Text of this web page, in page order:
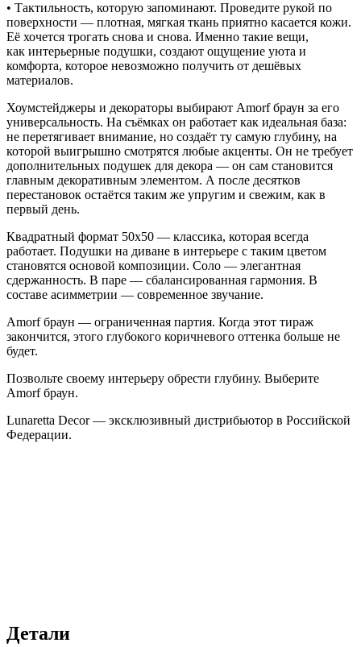
• Тактильность, которую запоминают. Проведите рукой по
поверхности — плотная, мягкая ткань приятно касается кожи.
Её хочется трогать снова и снова. Именно такие вещи,
как интерьерные подушки, создают ощущение уюта и
комфорта, которое невозможно получить от дешёвых
материалов.
Хоумстейджеры и декораторы выбирают Amorf браун за его
универсальность. На съёмках он работает как идеальная база:
не перетягивает внимание, но создаёт ту самую глубину, на
которой выигрышно смотрятся любые акценты. Он не требует
дополнительных подушек для декора — он сам становится
главным декоративным элементом. А после десятков
перестановок остаётся таким же упругим и свежим, как в
первый день.
Квадратный формат 50х50 — классика, которая всегда
работает. Подушки на диване в интерьере с таким цветом
становятся основой композиции. Соло — элегантная
сдержанность. В паре — сбалансированная гармония. В
составе асимметрии — современное звучание.
Amorf браун — ограниченная партия. Когда этот тираж
закончится, этого глубокого коричневого оттенка больше не
будет.
Позвольте своему интерьеру обрести глубину. Выберите
Amorf браун.
Lunaretta Decor — эксклюзивный дистрибьютор в Российской
Федерации.
Детали